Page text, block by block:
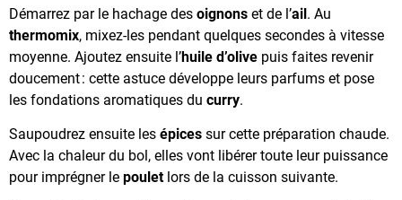
Démarrez par le hachage des oignons et de l’ail. Au
thermomix, mixez-les pendant quelques secondes à vitesse
moyenne. Ajoutez ensuite l’huile d’olive puis faites revenir
doucement : cette astuce développe leurs parfums et pose
les fondations aromatiques du curry.
Saupoudrez ensuite les épices sur cette préparation chaude.
Avec la chaleur du bol, elles vont libérer toute leur puissance
pour imprégner le pouletlors de la cuisson suivante.